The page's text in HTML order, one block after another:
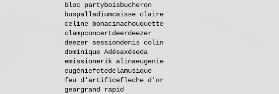
bloc partyboisbucheron
buspalladiumcaisse claire
celine bonacinachouquette
clampconcertdeerdeezer
deezer sessiondenis colin
dominique Adésaxéseda
emissionerik alinaeugenie
eugéniefetedelamusique
feu d'artificefleche d'or
geargrand rapid